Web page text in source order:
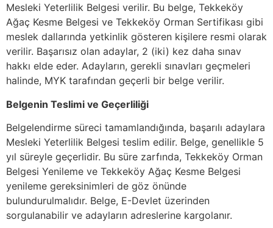
Mesleki Yeterlilik Belgesi verilir. Bu belge, Tekkeköy
Ağaç Kesme Belgesi ve Tekkeköy Orman Sertifikası gibi
meslek dallarında yetkinlik gösteren kişilere resmi olarak
verilir. Başarısız olan adaylar, 2 (iki) kez daha sınav
hakkı elde eder. Adayların, gerekli sınavları geçmeleri
halinde, MYK tarafından geçerli bir belge verilir.
Belgenin Teslimi ve Geçerliliği
Belgelendirme süreci tamamlandığında, başarılı adaylara
Mesleki Yeterlilik Belgesi teslim edilir. Belge, genellikle 5
yıl süreyle geçerlidir. Bu süre zarfında, Tekkeköy Orman
Belgesi Yenileme ve Tekkeköy Ağaç Kesme Belgesi
yenileme gereksinimleri de göz önünde
bulundurulmalıdır. Belge, E-Devlet üzerinden
sorgulanabilir ve adayların adreslerine kargolanır.